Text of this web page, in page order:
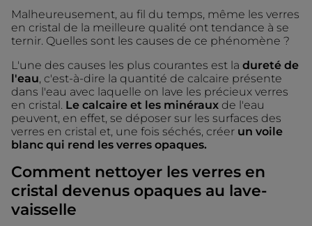
Malheureusement, au fil du temps, même les verres
en cristal de la meilleure qualité ont tendance à se
ternir. Quelles sont les causes de ce phénomène ?
L'une des causes les plus courantes est la dureté de
l'eau , c'est-à-dire la quantité de calcaire présente
dans l'eau avec laquelle on lave les précieux verres
en cristal. Le calcaire et les minéraux de l'eau
peuvent, en effet, se déposer sur les surfaces des
verres en cristal et, une fois séchés, créer un voile
blanc qui rend les verres opaques.
Comment nettoyer les verres en
cristal devenus opaques au lave-
vaisselle